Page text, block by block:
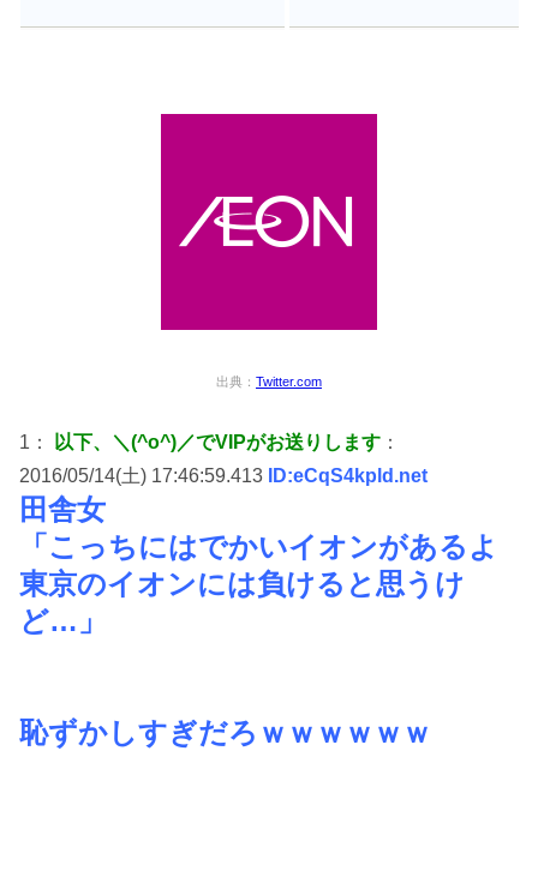
出典： Twitter.com
1： 以下、＼(^o^)／でVIPがお送りします ：
2016/05/14(土) 17:46:59.413
ID:eCqS4kpld.net
田舎女
「こっちにはでかいイオンがあるよ
東京のイオンには負けると思うけ
ど…」
恥ずかしすぎだろｗｗｗｗｗｗ